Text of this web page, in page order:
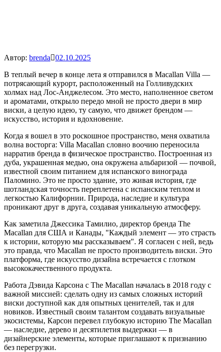
Автор: brenda
02.10.2025
В теплый вечер в конце лета я отправился в Macallan Villa —
потрясающий курорт, расположенный на Голливудских
холмах над Лос-Анджелесом. Это место, наполненное светом
и ароматами, открыло передо мной не просто двери в мир
виски, а целую идею, ту самую, что движет брендом —
искусство, история и вдохновение.
Когда я вошел в это роскошное пространство, меня охватила
волна восторга: Villa Macallan словно воочию переносила
нарратив бренда в физическое пространство. Построенная из
дуба, украшенная медью, она окружена альбаризой — почвой,
известной своим питанием для испанского винограда
Паломино. Это не просто здание, это живая история, где
шотландская точность переплетена с испанским теплом и
легкостью Калифорнии. Природа, наследие и культура
проникают друг в друга, создавая уникальную атмосферу.
Как заметила Джессика Тамилио, директор бренда The
Macallan для США и Канады, "Каждый элемент — это страсть
к истории, которую мы рассказываем". Я согласен с ней, ведь
это правда, что Macallan не просто производитель виски. Это
платформа, где искусство дизайна встречается с глотком
высококачественного продукта.
Работа Дэвида Карсона с The Macallan началась в 2018 году с
важной миссией: сделать одну из самых сложных историй
виски доступной как для опытных ценителей, так и для
новиков. Известный своим талантом создавать визуальные
экосистемы, Карсон перевел глубокую историю The Macallan
— наследие, дерево и десятилетия выдержки — в
дизайнерские элементы, которые приглашают к признанию
без перегрузки.